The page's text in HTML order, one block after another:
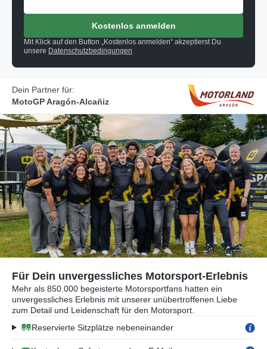
Kostenlos anmelden
Mit Klick auf den Button „Kostenlos anmelden“ akzeptierst Du
unsere Datenschutzbedingungen
Dein Partner für:
MotoGP Aragón-Alcañiz
Für Dein unvergessliches Motorsport-Erlebnis
Mehr als 850.000 begeisterte Motorsportfans hatten ein
unvergessliches Erlebnis mit unserer unübertroffenen Liebe
zum Detail und Leidenschaft für den Motorsport.
Reservierte Sitzplätze nebeneinander